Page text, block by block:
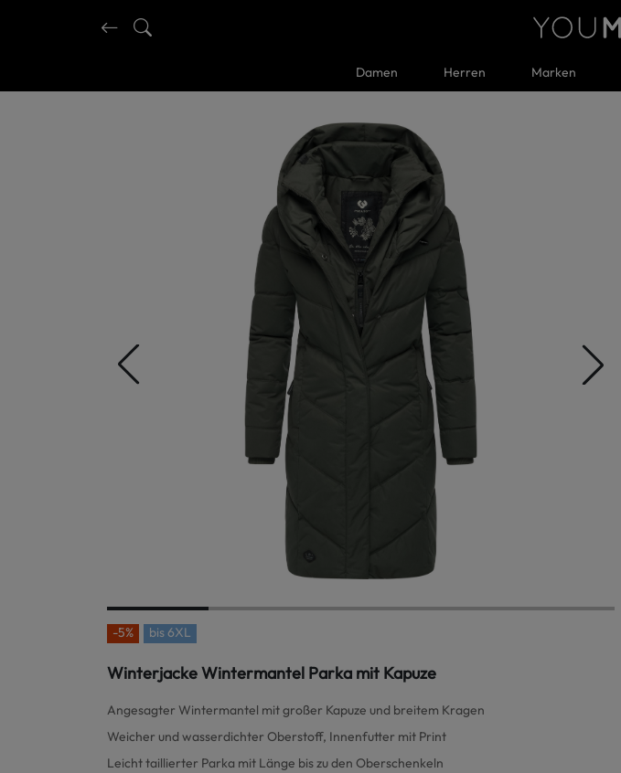
Damen Herren Marken
-5% bis6XL
Winterjacke Wintermantel Parka mit Kapuze
Angesagter Wintermantel mit großer Kapuze und breitem Kragen
Weicher und wasserdichter Oberstoff, Innenfutter mit Print
Leicht taillierter Parka mit Länge bis zu den Oberschenkeln